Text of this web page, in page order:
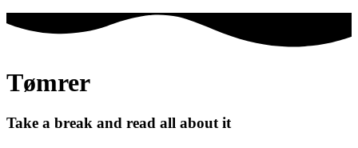
Tømrer
Take a break and read all about it